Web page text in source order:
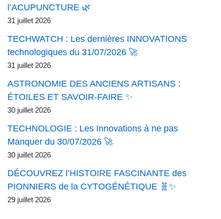
l’ACUPUNCTURE 🌿
31 juillet 2026
TECHWATCH : Les dernières INNOVATIONS
technologiques du 31/07/2026 🚀
31 juillet 2026
ASTRONOMIE DES ANCIENS ARTISANS :
ÉTOILES ET SAVOIR-FAIRE ✨
30 juillet 2026
TECHNOLOGIE : Les Innovations à ne pas
Manquer du 30/07/2026 🚀
30 juillet 2026
DÉCOUVREZ l’HISTOIRE FASCINANTE des
PIONNIERS de la CYTOGÉNÉTIQUE 🧬✨
29 juillet 2026